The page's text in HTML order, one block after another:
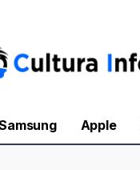
Apple